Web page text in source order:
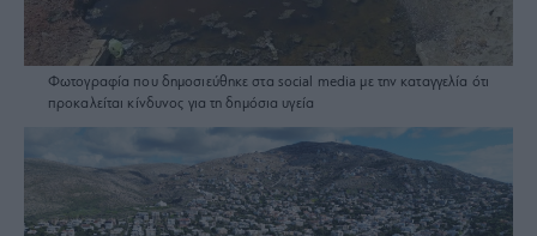
Φωτογραφία που δημοσιεύθηκε στα social media με την καταγγελία ότι
προκαλείται κίνδυνος για τη δημόσια υγεία